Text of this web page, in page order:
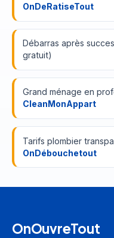
OnDeRatiseTout
Débarras après
gratuit)
Grand ménage en
CleanMonAppart
Tarifs plombier
OnDébouchetout
OnOuvreTout